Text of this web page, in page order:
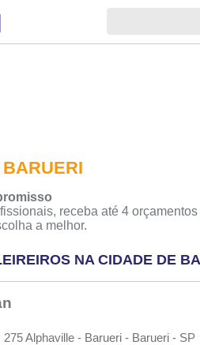
receba até 4
a melhor.
NA CIDADE DE
Alphaville - Barueri - Barueri - SP